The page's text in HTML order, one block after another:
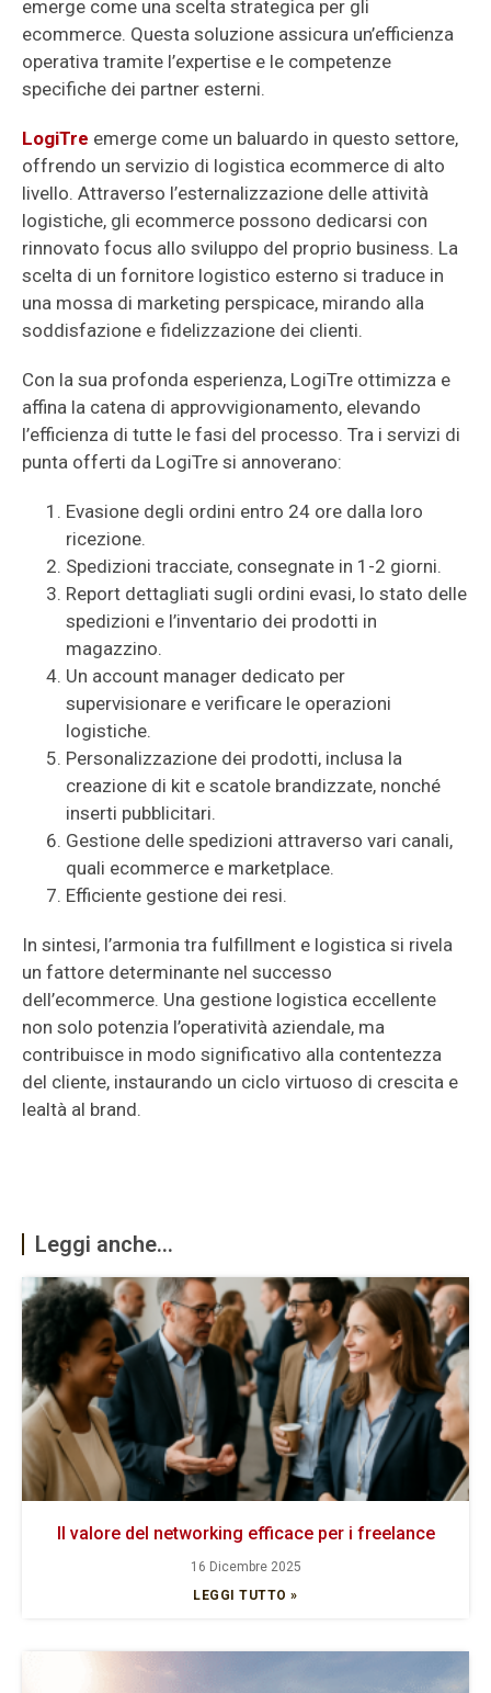
emerge come una scelta strategica per gli
ecommerce. Questa soluzione assicura un’efficienza
operativa tramite l’expertise e le competenze
specifiche dei partner esterni.
LogiTre emerge come un baluardo in questo settore,
offrendo un servizio di logistica ecommerce di alto
livello. Attraverso l’esternalizzazione delle attività
logistiche, gli ecommerce possono dedicarsi con
rinnovato focus allo sviluppo del proprio business. La
scelta di un fornitore logistico esterno si traduce in
una mossa di marketing perspicace, mirando alla
soddisfazione e fidelizzazione dei clienti.
Con la sua profonda esperienza, LogiTre ottimizza e
affina la catena di approvvigionamento, elevando
l’efficienza di tutte le fasi del processo. Tra i servizi di
punta offerti da LogiTre si annoverano:
Evasione degli ordini entro 24 ore dalla loro
ricezione.
Spedizioni tracciate, consegnate in 1-2 giorni.
Report dettagliati sugli ordini evasi, lo stato delle
spedizioni e l’inventario dei prodotti in
magazzino.
Un account manager dedicato per
supervisionare e verificare le operazioni
logistiche.
Personalizzazione dei prodotti, inclusa la
creazione di kit e scatole brandizzate, nonché
inserti pubblicitari.
Gestione delle spedizioni attraverso vari canali,
quali ecommerce e marketplace.
Efficiente gestione dei resi.
In sintesi, l’armonia tra fulfillment e logistica si rivela
un fattore determinante nel successo
dell’ecommerce. Una gestione logistica eccellente
non solo potenzia l’operatività aziendale, ma
contribuisce in modo significativo alla contentezza
del cliente, instaurando un ciclo virtuoso di crescita e
lealtà al brand.
Leggi anche...
Il valore del networking efficace per i freelance
16 Dicembre 2025
LEGGI TUTTO »